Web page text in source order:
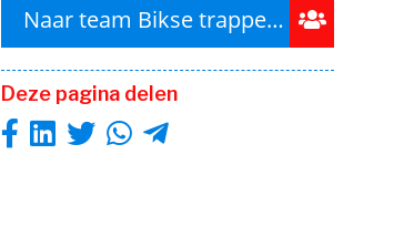
Naar team Bikse trappers
Deze pagina delen